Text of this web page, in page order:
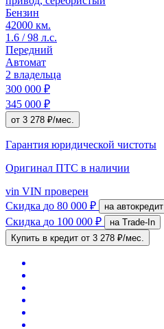
Бензин
42000 км.
1.6 / 98 л.с.
Передний
Автомат
2 владельца
300 000 ₽
345 000 ₽
от 3 278 ₽/мес.
Гарантия юридической чистоты
Оригинал ПТС в наличии
vin VIN проверен
Скидка до 80 000 ₽ на автокредит
Скидка до 100 000 ₽
на Trade-In
Купить в кредит от 3 278 ₽/мес.